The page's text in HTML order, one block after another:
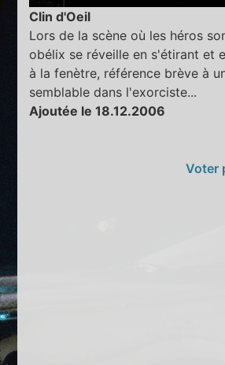
Clin d'Oeil
Lors de la scène où les héros
obélix se réveille en s'étirant et
à la fenètre, référence brève à
semblable dans l'exorciste...
Ajoutée le 18.12.2006
Voter